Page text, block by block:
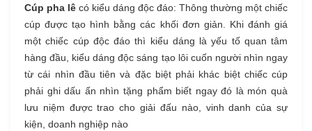
Cúp pha lê có kiểu dáng độc đáo: Thông thường một chiếc
cúp được tạo hình bằng các khối đơn giản. Khi đánh giá
một chiếc cúp độc đáo thì kiểu dáng là yếu tố quan tâm
hàng đầu, kiểu dáng độc sáng tạo lôi cuốn người nhìn ngay
từ cái nhìn đầu tiên và đặc biệt phải khác biệt chiếc cúp
phải ghi dấu ấn nhìn tặng phẩm biết ngay đó là món quà
lưu niệm được trao cho giải đấu nào, vinh danh của sự
kiện, doanh nghiệp nào